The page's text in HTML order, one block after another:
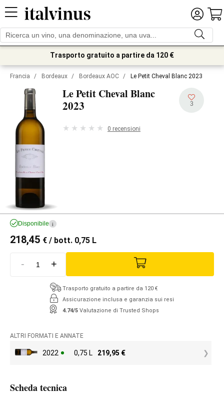
Trasporto gratuito a partire da 120 €
Francia / Bordeaux / Bordeaux AOC / Le Petit Cheval Blanc 2023
Le Petit Cheval Blanc
2023 3
0 recensioni
Disponibile i
218,45 € / bott. 0,75 L
- +
Trasporto gratuito a partire da 120 €
Assicurazione inclusa e garanzia sui resi
4.74/5 Valutazione di Trusted Shops
ALTRI FORMATI E ANNATE
2022 0,75 L 219,95 €
Scheda tecnica